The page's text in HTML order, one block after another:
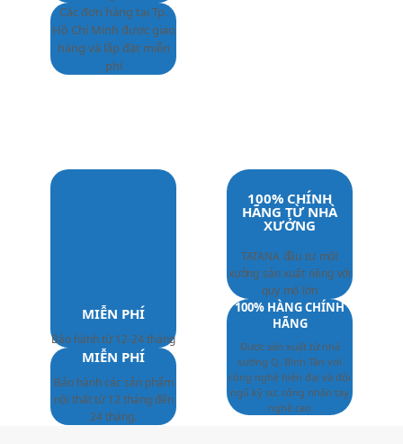
Các đơn hàng tại Tp.
Hồ Chí Minh được giao
hàng và lắp đặt miễn
phí
MIỄN PHÍ
Bảo hành từ 12-24 tháng
MIỄN PHÍ
Bảo hành các sản phẩm
nội thất từ 12 tháng đến
24 tháng.
100% CHÍNH
HÃNG TỪ NHÀ
XƯỞNG
TATANA đầu tư một
xưởng sản xuất riêng với
quy mô lớn
100% HÀNG CHÍNH
HÃNG
Được sản xuất từ nhà
xưởng Q. Bình Tân với
công nghệ hiện đại và đội
ngũ kỹ sư, công nhân tay
nghề cao